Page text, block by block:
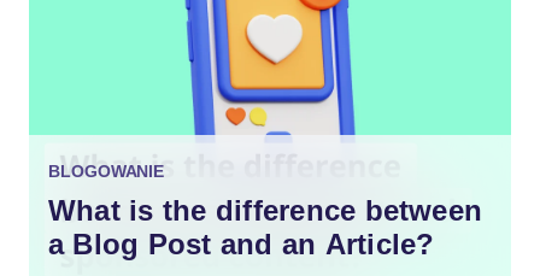
BLOGOWANIE
What is the difference between
a Blog Post and an Article?